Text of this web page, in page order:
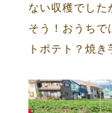
ない収穫でした
そう！おうち
トポテト？焼き